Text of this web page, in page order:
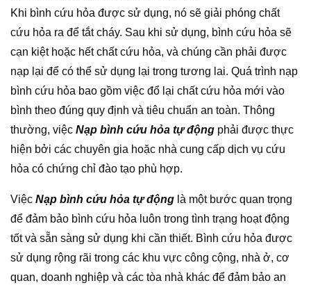
Khi bình cứu hỏa được sử dụng, nó sẽ giải phóng chất
cứu hỏa ra để tắt cháy. Sau khi sử dụng, bình cứu hỏa sẽ
cạn kiệt hoặc hết chất cứu hỏa, và chúng cần phải được
nạp lại để có thể sử dụng lại trong tương lai. Quá trình nạp
bình cứu hỏa bao gồm việc đổ lại chất cứu hỏa mới vào
bình theo đúng quy định và tiêu chuẩn an toàn. Thông
thường, việc Nạp bình cứu hỏa tự động phải được thực
hiện bởi các chuyên gia hoặc nhà cung cấp dịch vụ cứu
hỏa có chứng chỉ đào tạo phù hợp.
Việc Nạp bình cứu hỏa tự động là một bước quan trọng
để đảm bảo bình cứu hỏa luôn trong tình trạng hoạt động
tốt và sẵn sàng sử dụng khi cần thiết. Bình cứu hỏa được
sử dụng rộng rãi trong các khu vực công cộng, nhà ở, cơ
quan, doanh nghiệp và các tòa nhà khác để đảm bảo an